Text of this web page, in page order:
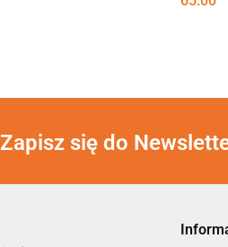
Zapisz się do